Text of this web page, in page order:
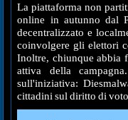
La piattaforma non
online in autunno dal
decentralizzato e
coinvolgere gli elettori
Inoltre, chiunque abbia
attiva della
sull'iniziativa:
cittadini sul diritto di